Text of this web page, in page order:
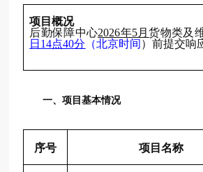
项目概况
后勤保障中心2026年5月货物类及
日 14点40分 （北京时间 ）前提交响
一、项目基本情况
序号 项目名称